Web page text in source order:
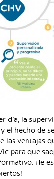
día, la
el hecho de
las ventajas
para que
¡Te